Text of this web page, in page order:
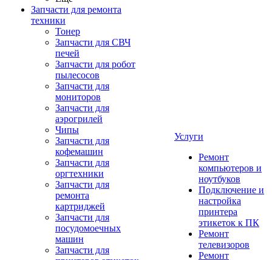
Запчасти для ремонта
техники
Тонер
Запчасти для СВЧ
печей
Запчасти для робот
пылесосов
Запчасти для
мониторов
Запчасти для
аэрогрилей
Чипы
Запчасти для
кофемашин
Запчасти для
оргтехники
Запчасти для
ремонта
картриджей
Запчасти для
посудомоечных
машин
Запчасти для
Услуги
Ремонт
компьютеров и
ноутбуков
Подключение и
настройка
принтера
этикеток к ПК
Ремонт
телевизоров
Ремонт